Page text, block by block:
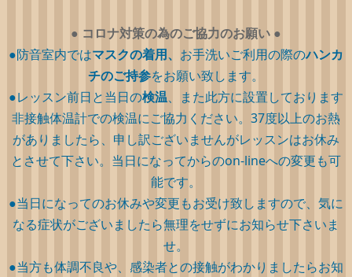
● コロナ対策の為のご協力のお願い ●
●防音室内ではマスクの着用、 お手洗いご利用の際のハンカ
チのご持参をお願い致します。
●レッスン前日と当日の検温、また此方に設置しております
非接触体温計での検温にご協力ください。37度以上のお熱
がありましたら、申し訳ございませんがレッスンはお休み
とさせて下さい。当日になってからのon-lineへの変更も可
能です。
●当日になってのお休みや変更もお受け致しますので、気に
なる症状がございましたら無理をせずにお知らせ下さいま
せ。
●当方も体調不良や、感染者との接触がわかりましたらお知